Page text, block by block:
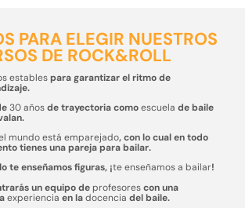
PARA ELEGIR NUESTROS
DE ROCK&ROLL
establespara garantizar el ritmo de
30 añosde trayectoria comoescuela de baile
mundo está emparejado, con lo cual en todo
tienes una pareja para bailar.
te enseñamos figuras, ¡te enseñamos a bailar!
un equipo deprofesorescon una
experiencia en ladocencia del baile.